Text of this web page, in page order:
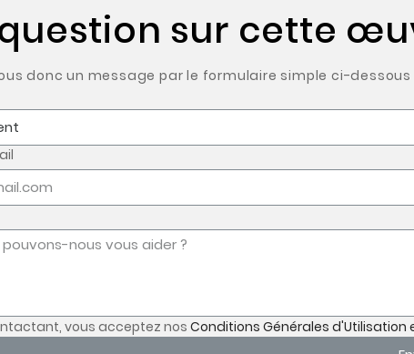
sur cette
donc un message par le formulaire simple ci-
vous acceptez nos Conditions Générales d'Utilisation